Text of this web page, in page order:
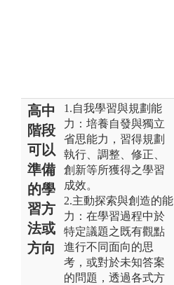
高中
階段
可以
準備
的學
習方
法或
方向
1.自我學習與規劃能
力：培養自發與獨立
省思能力，習得規劃
執行、調整、修正、
創新等所獲得之學習
成效。
2.主動探索與創造的能
力：在學習過程中於
特定議題之既有觀點
進行不同面向的思
考，或對於未知答案
的問題，透過各式方